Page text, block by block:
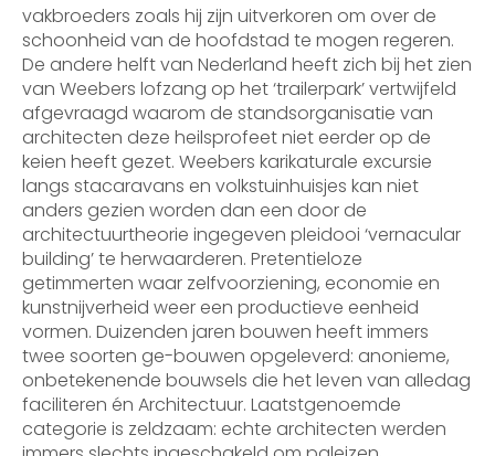
vakbroeders zoals hij zijn uitverkoren om over de
schoonheid van de hoofdstad te mogen regeren.
De andere helft van Nederland heeft zich bij het zien
van Weebers lofzang op het ‘trailerpark’ vertwijfeld
afgevraagd waarom de standsorganisatie van
architecten deze heilsprofeet niet eerder op de
keien heeft gezet. Weebers karikaturale excursie
langs stacaravans en volkstuinhuisjes kan niet
anders gezien worden dan een door de
architectuurtheorie ingegeven pleidooi ‘vernacular
building’ te herwaarderen. Pretentieloze
getimmerten waar zelfvoorziening, economie en
kunstnijverheid weer een productieve eenheid
vormen. Duizenden jaren bouwen heeft immers
twee soorten ge-bouwen opgeleverd: anonieme,
onbetekenende bouwsels die het leven van alledag
faciliteren én Architectuur. Laatstgenoemde
categorie is zeldzaam: echte architecten werden